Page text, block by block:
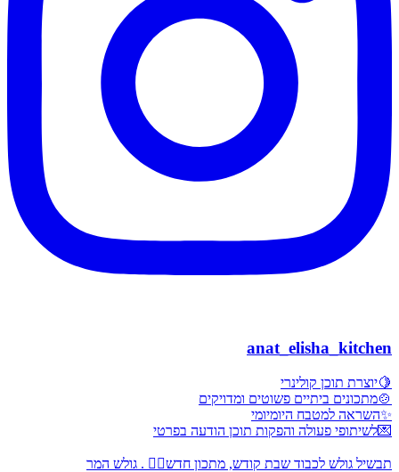
anat_elisha_kitchen
🍋יוצרת תוכן קולינרי
🍲מתכונים ביתיים פשוטים ומדויקים
✨השראה למטבח היומיומי
💌לשיתופי פעולה והפקות תוכן הודעה בפרטי
תבשיל גולש לכבוד שבת קודש, מתכון חדש👇🏻 . גולש המר